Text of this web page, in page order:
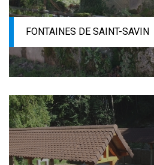
FONTAINES DE SAINT-SAVIN